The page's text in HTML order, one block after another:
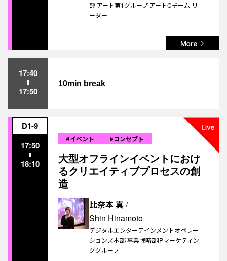
部 アート第1グループ アートCチーム リ
ーダー
17:40
17:50
10min break
D1-9
17:50
18:10
#イベント #コンセプト
大型オフラインイベントにおけ
るクリエイティブプロセスの創
造
比奈本 真/
Shin Hinamoto
デジタルエンターテインメントオペレー
ションズ本部 事業戦略部IPマーケティン
ググループ